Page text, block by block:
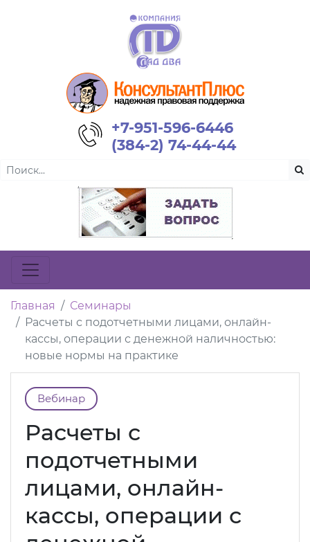
+7-951-596-6446
(384-2) 74-44-44
Главная
Семинары
Расчеты с подотчетными лицами, онлайн-
кассы, операции с денежной наличностью:
новые нормы на практике
Вебинар
Расчеты с
подотчетными
лицами, онлайн-
кассы, операции с